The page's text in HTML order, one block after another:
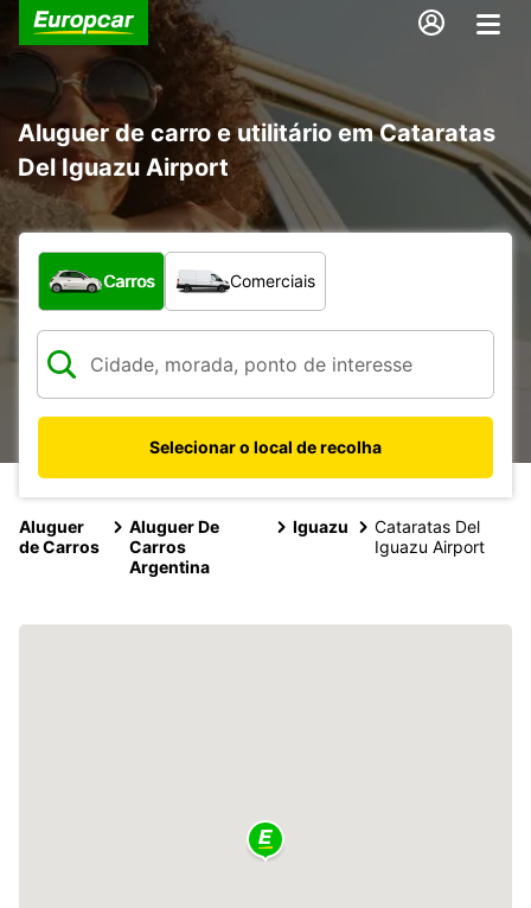
Aluguer de carro e utilitário em Cataratas
Del Iguazu Airport
Que tipo de veículo pretende?
Carros Comerciais
Selecionar o local de recolha
Aluguer
de Carros
Aluguer De
Carros
Argentina
Iguazu
Cataratas Del
Iguazu Airport